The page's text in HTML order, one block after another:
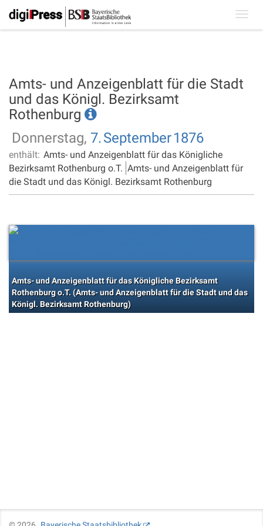
Amts- und Anzeigenblatt für die Stadt
und das Königl. Bezirksamt
Rothenburg
Donnerstag, 7.September1876
enthält: Amts- und Anzeigenblatt für das Königliche
Bezirksamt Rothenburg o.T. Amts- und Anzeigenblatt für
die Stadt und das Königl. Bezirksamt Rothenburg
Amts- und Anzeigenblatt für das Königliche Bezirksamt
Rothenburg o.T. (Amts- und Anzeigenblatt für die Stadt und das
Königl. Bezirksamt Rothenburg)